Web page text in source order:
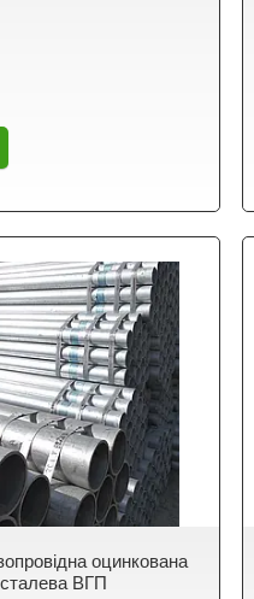
оцинкована
ВГП